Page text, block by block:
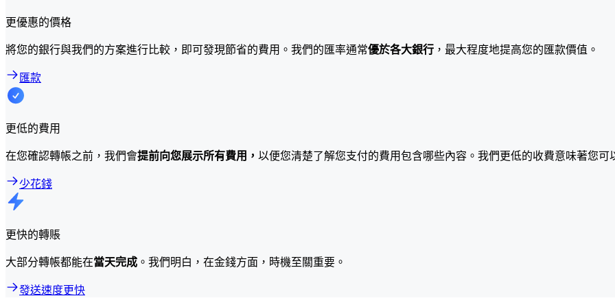
更優惠的價格
將您的銀行與我們的方案進行比較，即可發現節省的費用。我們的匯率通常優於各大銀行 ，最大程度地提高您的匯款價值。
匯款
更低的費用
在您確認轉帳之前，我們會提前向您展示所有費用， 以便您清楚了解您支付的費用包含哪些內容。我們更低的收費意味著您可
少花錢
更快的轉賬
大部分轉帳都能在當天完成 。我們明白，在金錢方面，時機至關重要。
發送速度更快